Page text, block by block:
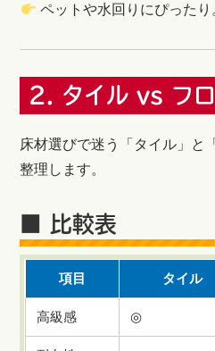
ペットや水回りにぴったり
2. タイル vs フ
床材選びで迷う「タイル」と
整理します。
■ 比較表
項目 タイル
高級感 ◎